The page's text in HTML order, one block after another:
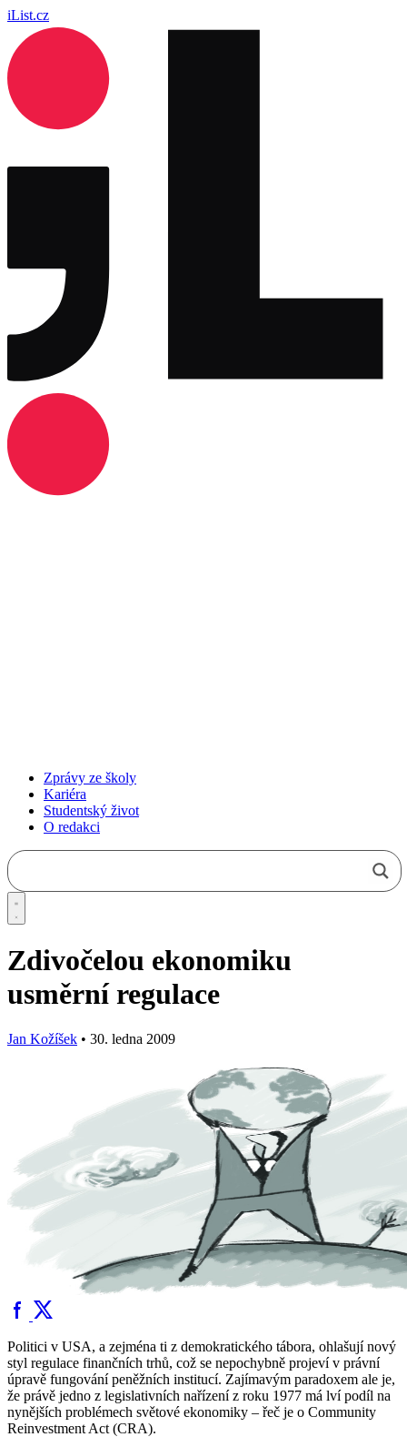
iList.cz
Zprávy ze školy
Kariéra
Studentský život
O redakci
Zdivočelou ekonomiku
usměrní regulace
Jan Kožíšek • 30. ledna 2009
Politici v USA, a zejména ti z demokratického tábora, ohlašují nový
styl regulace finančních trhů, což se nepochybně projeví v právní
úpravě fungování peněžních institucí. Zajímavým paradoxem ale je,
že právě jedno z legislativních nařízení z roku 1977 má lví podíl na
nynějších problémech světové ekonomiky – řeč je o Community
Reinvestment Act (CRA).